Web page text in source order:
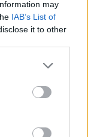
may
IAB’s List of
it to other
00:00:57